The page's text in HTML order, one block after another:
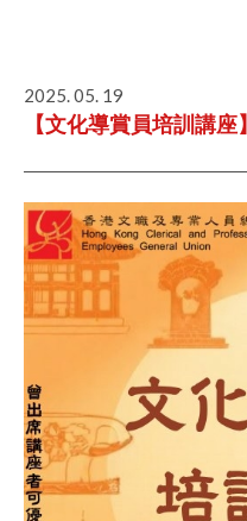
2025. 05. 19
【文化導賞員培訓講座】